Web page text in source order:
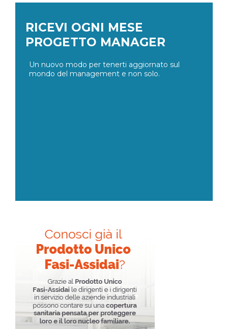
RICEVI OGNI MESE
PROGETTO MANAGER
Un nuovo modo per tenerti aggiornato sul
mondo del management e non solo.